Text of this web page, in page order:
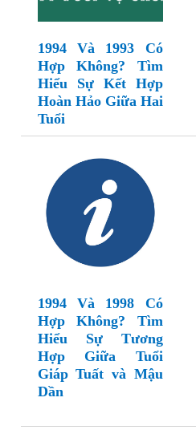
1994 Và 1993 Có
Hợp Không? Tìm
Hiểu Sự Kết Hợp
Hoàn Hảo Giữa Hai
Tuổi
1994 Và 1998 Có
Hợp Không? Tìm
Hiểu Sự Tương
Hợp Giữa Tuổi
Giáp Tuất và Mậu
Dần